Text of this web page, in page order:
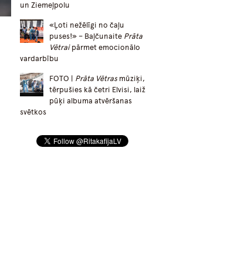
un Ziemeļpolu
«Ļoti nežēlīgi no čaļu
puses!» – Baļčunaite Prāta
Vētraipārmet emocionālo
vardarbību
FOTO | Prāta Vētrasmūziķi,
tērpušies kā četri Elvisi, laiž
pūķi albuma atvēršanas
svētkos